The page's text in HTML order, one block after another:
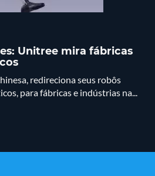
Unitree mira fábricas
redireciona seus robôs
para fábricas e indústrias na...